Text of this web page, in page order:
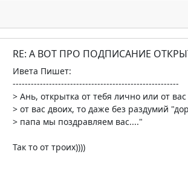
RE: А ВОТ ПРО ПОДПИСАНИЕ
Ивета Пишет:
-------------------------------------------------------
> Ань, открытка от тебя лично или от вас
> от вас двоих, то даже без раздумий
> папа мы поздравляем вас...."
Так то от троих))))